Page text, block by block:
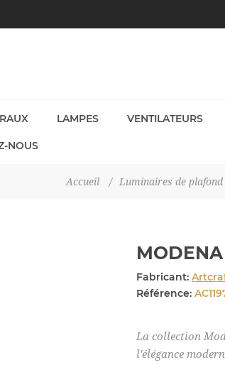
LAMPES VENTILATEURS
NOUS
Accueil / Luminaires de plafond
MODENA
Fabricant:
Référence:
La collection
l'élégance